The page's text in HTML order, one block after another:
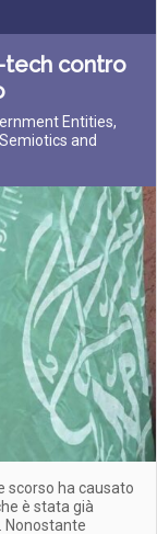
tech contro
Entities,
and
scorso ha causato
è stata già
Nonostante